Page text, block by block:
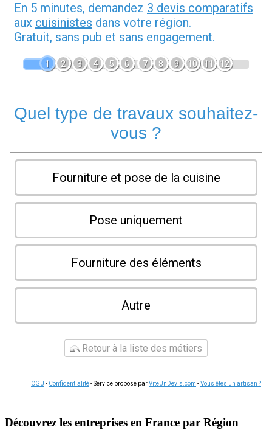
En 5 minutes, demandez 3 devis comparatifs
aux cuisinistes dans votre région.
Gratuit, sans pub et sans engagement.
1 2 3 4 5 6 7 8 9 10 11 12
Quel type de travaux souhaitez-
vous ?
Fourniture et pose de la cuisine
Pose uniquement
Fourniture des éléments
Autre
Retour à la liste des métiers
CGU - Confidentialité- Service proposé parViteUnDevis.com -Vous êtes un artisan ?
Découvrez les entreprises en France par Région